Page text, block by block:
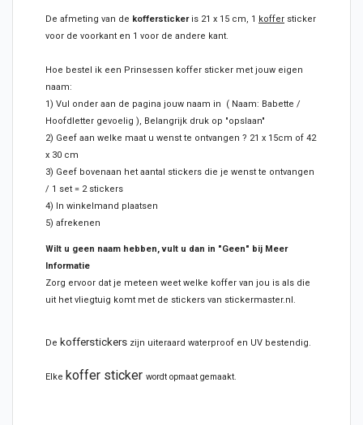
De afmeting van de kofferstickeris 21 x 15 cm, 1 koffer sticker
voor de voorkant en 1 voor de andere kant.
Hoe bestel ik een Prinsessen koffer sticker met jouw eigen
naam:
1) Vul onder aan de pagina jouw naam in ( Naam: Babette /
Hoofdletter gevoelig ), Belangrijk druk op "opslaan"
2) Geef aan welke maat u wenst te ontvangen ? 21 x 15cm of 42
x 30 cm
3) Geef bovenaan het aantal stickers die je wenst te ontvangen
/ 1 set = 2 stickers
4) In winkelmand plaatsen
5) afrekenen
Wilt u geen naam hebben, vult u dan in "Geen" bij Meer
Informatie
Zorg ervoor dat je meteen weet welke koffer van jou is als die
uit het vliegtuig komt met de stickers van stickermaster.nl.
De kofferstickers zijn uiteraard waterproof en UV bestendig.
Elke koffer sticker wordt opmaat gemaakt.